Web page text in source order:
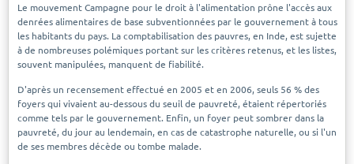
Le mouvement Campagne pour le droit à l'alimentation prône l'accès aux
denrées alimentaires de base subventionnées par le gouvernement à tous
les habitants du pays. La comptabilisation des pauvres, en Inde, est sujette
à de nombreuses polémiques portant sur les critères retenus, et les listes,
souvent manipulées, manquent de fiabilité.
D'après un recensement effectué en 2005 et en 2006, seuls 56 % des
foyers qui vivaient au-dessous du seuil de pauvreté, étaient répertoriés
comme tels par le gouvernement. Enfin, un foyer peut sombrer dans la
pauvreté, du jour au lendemain, en cas de catastrophe naturelle, ou si l'un
de ses membres décède ou tombe malade.